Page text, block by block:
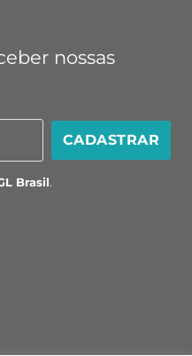
nossas
CADASTRAR
Brasil.